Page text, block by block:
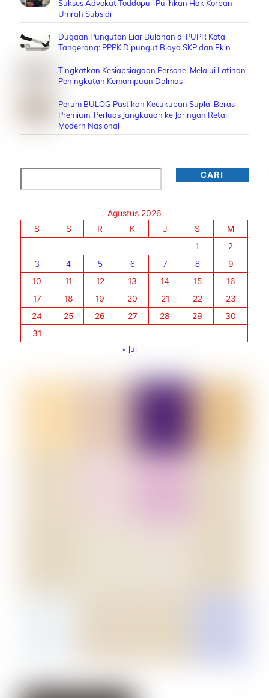
Sukses Advokat Toddopuli Pulihkan Hak Korban
Umrah Subsidi
Dugaan Pungutan Liar Bulanan di PUPR Kota
Tangerang: PPPK Dipungut Biaya SKP dan Ekin
Tingkatkan Kesiapsiagaan Personel Melalui Latihan
Peningkatan Kemampuan Dalmas
Perum BULOG Pastikan Kecukupan Suplai Beras
Premium, Perluas Jangkauan ke Jaringan Retail
Modern Nasional
CARI
Agustus 2026
S
S R K J S
M
1
2
3
4 5 6 7 8
9
10
11 12 13 14 15
16
17
18 19 20 21 22
23
24
25 26 27 28 29
30
31
« Jul